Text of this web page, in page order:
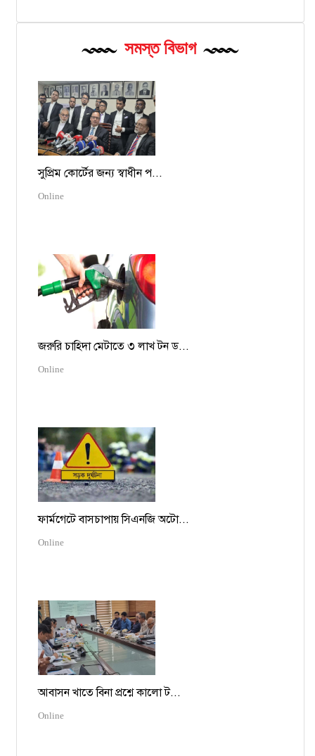
সমস্ত বিভাগ
সুপ্রিম কোর্টের জন্য স্বাধীন প...
Online
জরুরি চাহিদা মেটাতে ৩ লাখ টন ড...
Online
ফার্মগেটে বাসচাপায় সিএনজি অটো...
Online
আবাসন খাতে বিনা প্রশ্নে কালো ট...
Online